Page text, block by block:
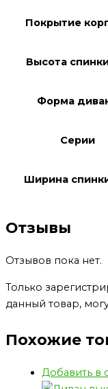
Покрытие
Высота
Форма
Серии
Ширина
Отзывы
Отзывов пока нет.
Только
данный товар,
Похожие
Добавить в